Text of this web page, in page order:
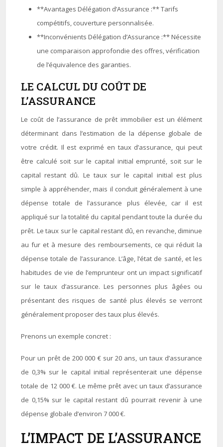
**Avantages Délégation d’Assurance :** Tarifs
compétitifs, couverture personnalisée.
**Inconvénients Délégation d’Assurance :** Nécessite
une comparaison approfondie des offres, vérification
de l’équivalence des garanties.
LE CALCUL DU COÛT DE
L’ASSURANCE
Le coût de l’assurance de prêt immobilier est un élément
déterminant dans l’estimation de la dépense globale de
votre crédit. Il est exprimé en taux d’assurance, qui peut
être calculé soit sur le capital initial emprunté, soit sur le
capital restant dû. Le taux sur le capital initial est plus
simple à appréhender, mais il conduit généralement à une
dépense totale de l’assurance plus élevée, car il est
appliqué sur la totalité du capital pendant toute la durée du
prêt. Le taux sur le capital restant dû, en revanche, diminue
au fur et à mesure des remboursements, ce qui réduit la
dépense totale de l’assurance. L’âge, l’état de santé, et les
habitudes de vie de l’emprunteur ont un impact significatif
sur le taux d’assurance. Les personnes plus âgées ou
présentant des risques de santé plus élevés se verront
généralement proposer des taux plus élevés.
Prenons un exemple concret :
Pour un prêt de 200 000 € sur 20 ans, un taux d’assurance
de 0,3% sur le capital initial représenterait une dépense
totale de 12 000 €. Le même prêt avec un taux d’assurance
de 0,15% sur le capital restant dû pourrait revenir à une
dépense globale d’environ 7 000 €.
L’IMPACT DE L’ASSURANCE